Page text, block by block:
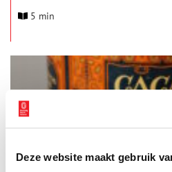
Deze website maakt gebruik
schreef.
5 min